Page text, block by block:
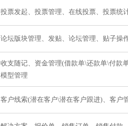
投票发起、投票管理、在线投票、投票统
论坛版块管理、发贴、论坛管理、贴子操
收支随记、资金管理(借款单\还款单\付款
模型管理
客户线索(潜在客户\潜在客户跟进)、客户